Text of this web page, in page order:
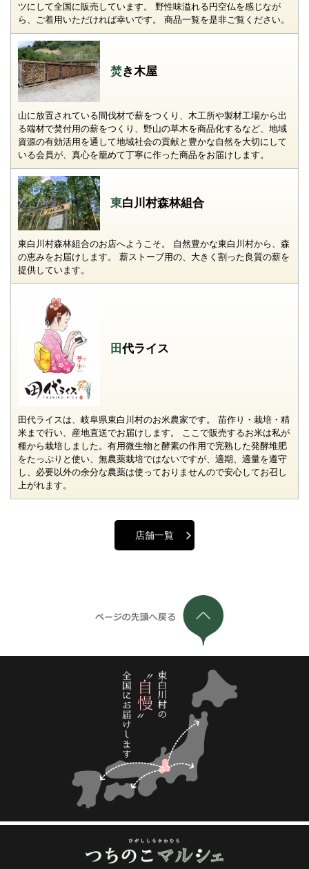
ツにして全国に販売しています。 野性味溢れる円空仏を感じなが
ら、ご着用いただければ幸いです。 商品一覧を是非ご覧ください。
焚き木屋
山に放置されている間伐材で薪をつくり、木工所や製材工場から出
る端材で焚付用の薪をつくり、野山の草木を商品化するなど、地域
資源の有効活用を通して地域社会の貢献と豊かな自然を大切にして
いる会員が、真心を籠めて丁寧に作った商品をお届けします。
東白川村森林組合
東白川村森林組合のお店へようこそ。 自然豊かな東白川村から、森
の恵みをお届けします。 薪ストーブ用の、大きく割った良質の薪を
提供しています。
田代ライス
田代ライスは、岐阜県東白川村のお米農家です。 苗作り・栽培・精
米まで行い、産地直送でお届けします。 ここで販売するお米は私が
種から栽培しました。有用微生物と酵素の作用で完熟した発酵堆肥
をたっぷりと使い、無農薬栽培ではないですが、適期、適量を遵守
し、必要以外の余分な農薬は使っておりませんので安心してお召し
上がれます。
店舗一覧